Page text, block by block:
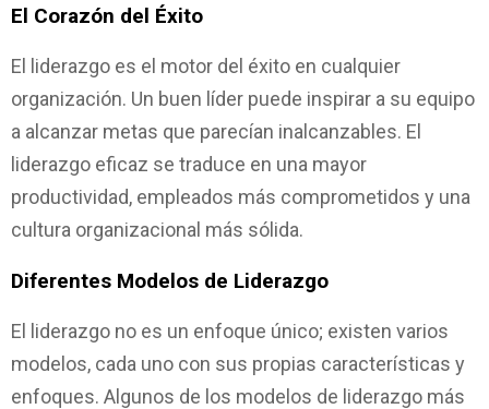
El Corazón del Éxito
El liderazgo es el motor del éxito en cualquier
organización. Un buen líder puede inspirar a su equipo
a alcanzar metas que parecían inalcanzables. El
liderazgo eficaz se traduce en una mayor
productividad, empleados más comprometidos y una
cultura organizacional más sólida.
Diferentes Modelos de Liderazgo
El liderazgo no es un enfoque único; existen varios
modelos, cada uno con sus propias características y
enfoques. Algunos de los modelos de liderazgo más